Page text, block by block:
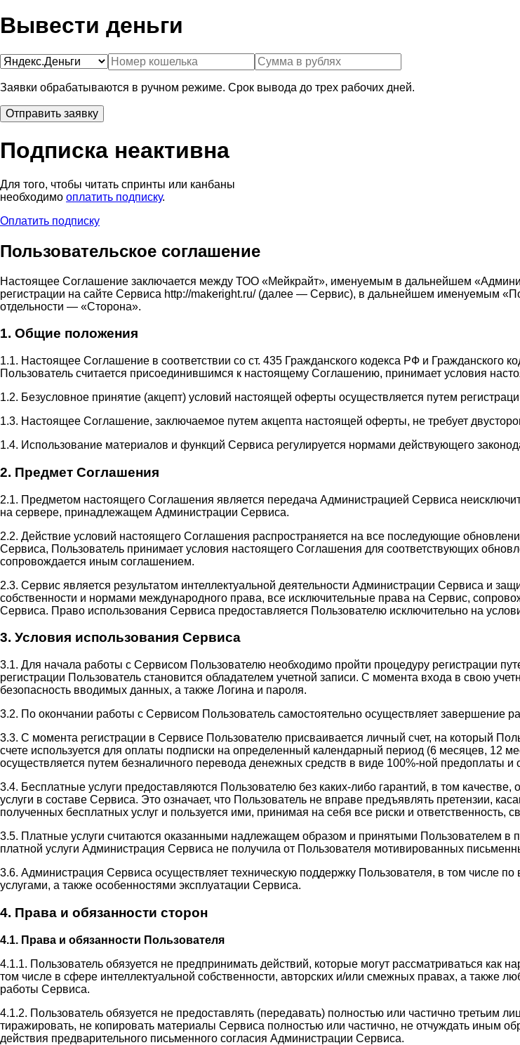
Вывести деньги
Заявки обрабатываются в ручном режиме. Срок вывода до трех рабочих дней.
Подписка неактивна
Для того, чтобы читать спринты или канбаны
необходимо оплатить подписку.
Оплатить подписку
Пользовательское соглашение
Настоящее Соглашение заключается между ТОО «Мейкрайт», именуемым в дальнейшем
регистрации на сайте Сервиса http://makeright.ru/ (далее — Сервис), в дальнейшем именуемым
отдельности — «Сторона».
1. Общие положения
1.1. Настоящее Соглашение в соответствии со ст. 435 Гражданского кодекса РФ и Гражданского
Пользователь считается присоединившимся к настоящему Соглашению, принимает условия
1.2. Безусловное принятие (акцепт) условий настоящей оферты осуществляется путем
1.3. Настоящее Соглашение, заключаемое путем акцепта настоящей оферты, не требует
1.4. Использование материалов и функций Сервиса регулируется нормами действующего
2. Предмет Соглашения
2.1. Предметом настоящего Соглашения является передача Администрацией Сервиса
на сервере, принадлежащем Администрации Сервиса.
2.2. Действие условий настоящего Соглашения распространяется на все последующие
Сервиса, Пользователь принимает условия настоящего Соглашения для соответствующих
сопровождается иным соглашением.
2.3. Сервис является результатом интеллектуальной деятельности Администрации Сервиса и
собственности и нормами международного права, все исключительные права на Сервис,
Сервиса. Право использования Сервиса предоставляется Пользователю исключительно на
3. Условия использования Сервиса
3.1. Для начала работы с Сервисом Пользователю необходимо пройти процедуру регистрации
регистрации Пользователь становится обладателем учетной записи. С момента входа в свою
безопасность вводимых данных, а также Логина и пароля.
3.2. По окончании работы с Сервисом Пользователь самостоятельно осуществляет завершение
3.3. С момента регистрации в Сервисе Пользователю присваивается личный счет, на который
счете используется для оплаты подписки на определенный календарный период (6 месяцев, 12
осуществляется путем безналичного перевода денежных средств в виде 100%-ной предоплаты и
3.4. Бесплатные услуги предоставляются Пользователю без каких-либо гарантий, в том
услуги в составе Сервиса. Это означает, что Пользователь не вправе предъявлять претензии,
полученных бесплатных услуг и пользуется ими, принимая на себя все риски и ответственность,
3.5. Платные услуги считаются оказанными надлежащем образом и принятыми Пользователем в
платной услуги Администрация Сервиса не получила от Пользователя мотивированных
3.6. Администрация Сервиса осуществляет техническую поддержку Пользователя, в том числе
услугами, а также особенностями эксплуатации Сервиса.
4. Права и обязанности сторон
4.1. Права и обязанности Пользователя
4.1.1. Пользователь обязуется не предпринимать действий, которые могут рассматриваться
том числе в сфере интеллектуальной собственности, авторских и/или смежных правах, а также
работы Сервиса.
4.1.2. Пользователь обязуется не предоставлять (передавать) полностью или частично
тиражировать, не копировать материалы Сервиса полностью или частично, не отчуждать иным
действия предварительного письменного согласия Администрации Сервиса.